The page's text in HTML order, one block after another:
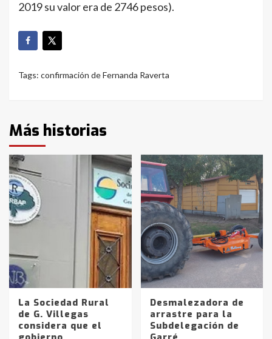
2019 su valor era de 2746 pesos).
Tags: confirmación de Fernanda Raverta
Más historias
La Sociedad Rural
de G. Villegas
considera que el
Desmalezadora de
arrastre para la
Subdelegación de